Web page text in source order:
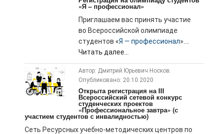
«Я – профессионал»
Приглашаем вас принять участие
во Всероссийской олимпиаде
студентов «Я — профессионал»....
Читать далее...
Автор: Дмитрий Юрьевич Носков.
Опубликовано: 20.10.2020
Открыта регистрация на III
Всероссийский сетевой конкурс
студенческих проектов
«Профессиональное завтра» (с
участием студентов с инвалидностью)
Сеть Ресурсных учебно-методических центров по